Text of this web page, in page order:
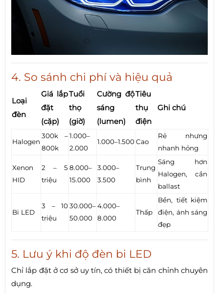
4. So sánh chi phí và hiệu quả
Loại
đèn
Giá lắp
đặt
(cặp)
Tuổi
thọ
(giờ)
Cường độ
sáng
(lumen)
Tiêu
thụ
điện
Ghi chú
Halogen
300k –
800k
1.000–
2.000
1.000–1.500Cao
Rẻ nhưng
nhanh hỏng
Xenon
HID
2 – 5
triệu
8.000–
15.000
3.000–
3.500
Trung
bình
Sáng hơn
Halogen, cần
ballast
Bi LED
3 – 10
triệu
30.000–
50.000
4.000–
8.000
Thấp
Bền, tiết kiệm
điện, ánh sáng
đẹp
5. Lưu ý khi độ đèn bi LED
Chỉ lắp đặt ở cơ sở uy tín, có thiết bị căn chỉnh chuyên
dụng.